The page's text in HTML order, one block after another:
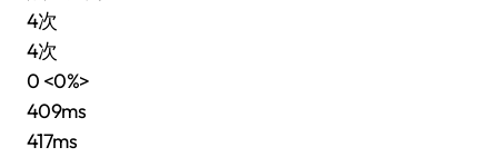
4次
4次
0 <0%>
409ms
417ms